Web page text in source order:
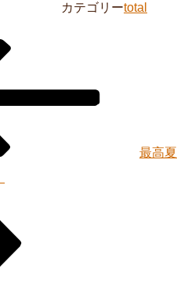
カテゴリーtotal
最高夏